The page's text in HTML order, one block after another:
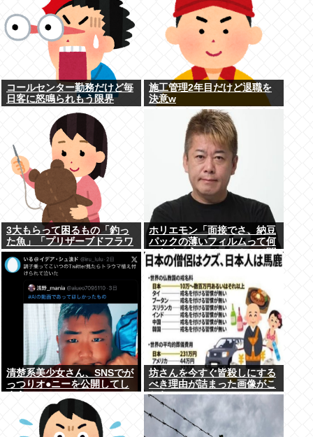
コールセンター勤務だけど毎
日客に怒鳴られもう限界
施工管理2年目だけど退職を
決意w
3大もらって困るもの「釣っ
た魚」「プリザーブドフラワ
ー」
ホリエモン「面接でさ、納豆
パックの薄いフィルムって何
のために入っていの？って聞
くわけ」
清楚系美少女さん、SNSでが
っつりオ●ニーを公開してし
坊さんを今すぐ皆殺しにする
べき理由が詰まった画像がこ
ちら